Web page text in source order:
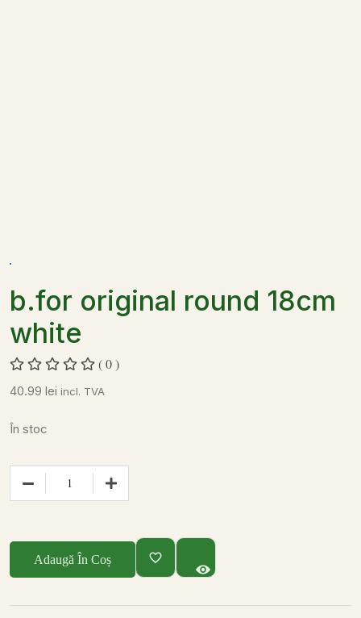
b.for original round 18cm
white
( 0 )
40.99 lei incl. TVA
În stoc
Adaugă În Coș